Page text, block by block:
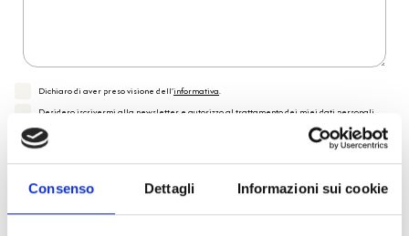
Consenso Dettagli Informazioni sui cookie
Dichiaro di aver preso visione dell'informativa.
Desidero iscrivermi alla newsletter e autorizzo al trattamento dei miei dati personali
* Campi obbligatori